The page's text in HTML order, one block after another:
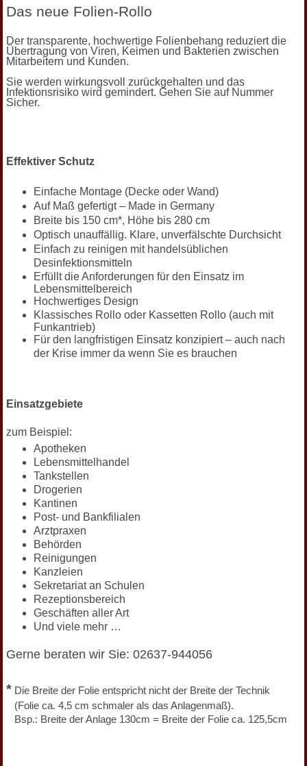
Das neue Folien-Rollo
Der transparente, hochwertige Folienbehang reduziert die
Übertragung von Viren, Keimen und Bakterien zwischen
Mitarbeitern und Kunden.
Sie werden wirkungsvoll zurückgehalten und das
Infektionsrisiko wird gemindert. Gehen Sie auf Nummer
Sicher.
Effektiver Schutz
Einfache Montage (Decke oder Wand)
Auf Maß gefertigt – Made in Germany
Breite bis 150 cm*, Höhe bis 280 cm
Optisch unauffällig. Klare, unverfälschte Durchsicht
Einfach zu reinigen mit handelsüblichen
Desinfektionsmitteln
Erfüllt die Anforderungen für den Einsatz im
Lebensmittelbereich
Hochwertiges Design
Klassisches Rollo oder Kassetten Rollo (auch mit
Funkantrieb)
Für den langfristigen Einsatz konzipiert – auch nach
der Krise immer da wenn Sie es brauchen
Einsatzgebiete
zum Beispiel:
Apotheken
Lebensmittelhandel
Tankstellen
Drogerien
Kantinen
Post- und Bankfilialen
Arztpraxen
Behörden
Reinigungen
Kanzleien
Sekretariat an Schulen
Rezeptionsbereich
Geschäften aller Art
Und viele mehr …
Gerne beraten wir Sie: 02637-944056
*Die Breite der Folie entspricht nicht der Breite der Technik
(Folie ca. 4,5 cm schmaler als das Anlagenmaß).
Bsp.: Breite der Anlage 130cm = Breite der Folie ca. 125,5cm